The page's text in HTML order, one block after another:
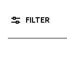
FILTER